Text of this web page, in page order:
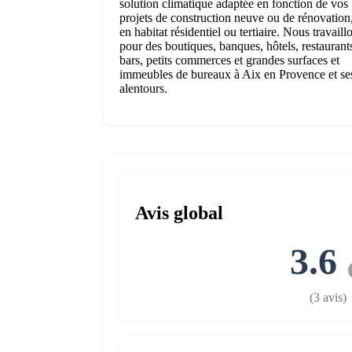
solution climatique adaptée en fonction de vos
projets de construction neuve ou de rénovation,
en habitat résidentiel ou tertiaire. Nous
pour des boutiques, banques, hôtels,
bars, petits commerces et grandes surfaces et
immeubles de bureaux à Aix en Provence et
alentours.
Avis global
3.6
(3 avis)